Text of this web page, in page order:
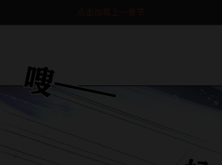
点击加载上一章节